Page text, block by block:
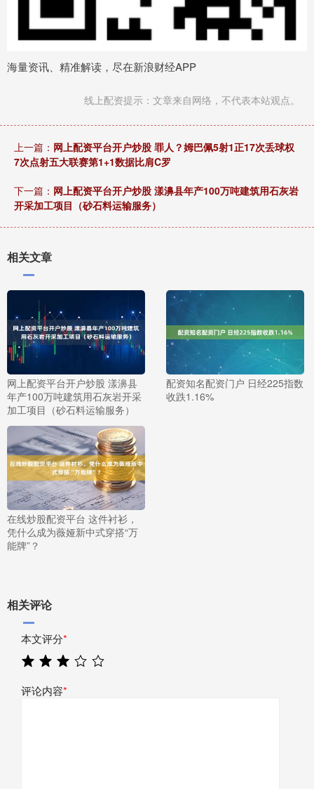
海量资讯、精准解读，尽在新浪财经APP
线上配资提示：文章来自网络，不代表本站观点。
上一篇： 网上配资平台开户炒股 罪人？姆巴佩5射1正17次丢球权
7次点射五大联赛第1+1数据比肩C罗
下一篇： 网上配资平台开户炒股 漾濞县年产100万吨建筑用石灰岩
开采加工项目（砂石料运输服务）
相关文章
网上配资平台开户炒股 漾濞县
年产100万吨建筑用石灰岩开采
加工项目（砂石料运输服务）
配资知名配资门户 日经225指数
收跌1.16%
在线炒股配资平台 这件衬衫，
凭什么成为薇娅新中式穿搭“万
能牌”？
相关评论
本文评分*
评论内容*